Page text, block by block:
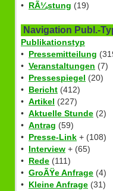
• RÃ¼stung (19)
Navigation Publ.-
Publikationstyp
• Pressemitteilung
• Veranstaltungen (7)
• Pressespiegel (20)
• Bericht (412)
• Artikel (227)
• Aktuelle Stunde (2)
• Antrag (59)
• Presse-Link + (108)
• Interview + (65)
• Rede (111)
• GroÃŸe Anfrage (4)
• Kleine Anfrage (31)